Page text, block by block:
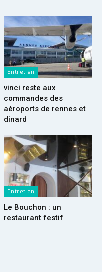
Entretien
vinci reste aux
commandes des
aéroports de rennes et
dinard
Entretien
Le Bouchon : un
restaurant festif